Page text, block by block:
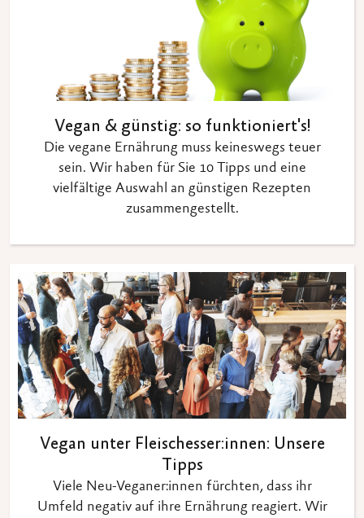
Vegan & günstig: so funktioniert's!
Die vegane Ernährung muss keineswegs teuer
sein. Wir haben für Sie 10 Tipps und eine
vielfältige Auswahl an günstigen Rezepten
zusammengestellt.
Vegan unter Fleischesser:innen: Unsere
Tipps
Viele Neu-Veganer:innen fürchten, dass ihr
Umfeld negativ auf ihre Ernährung reagiert. Wir